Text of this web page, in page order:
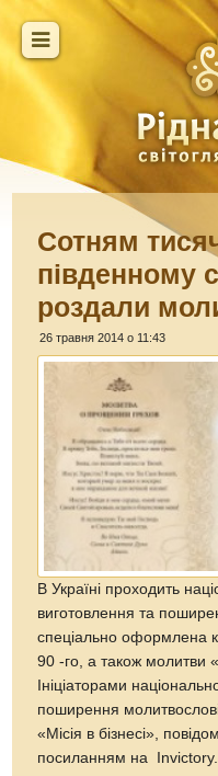
Сотням
південному
роздали
26 травня 2014 о 11:43
В Україні проходить
виготовлення та
спеціально оформлена
90 -го, а також молитви
Ініціаторами
поширення
«Місія в бізнесі»,
посиланням на Іnvictory.